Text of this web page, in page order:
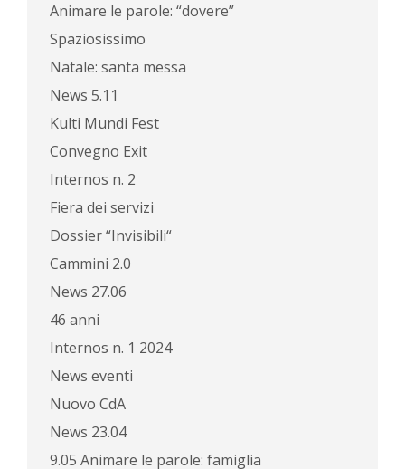
Animare le parole: “dovere”
Spaziosissimo
Natale: santa messa
News 5.11
Kulti Mundi Fest
Convegno Exit
Internos n. 2
Fiera dei servizi
Dossier “Invisibili“
Cammini 2.0
News 27.06
46 anni
Internos n. 1 2024
News eventi
Nuovo CdA
News 23.04
9.05 Animare le parole: famiglia